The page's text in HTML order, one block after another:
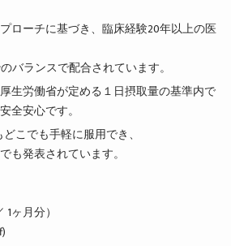
ローチに基づき、臨床経験20年以上の医
バランスで配合されています。
生労働省が定める１日摂取量の基準内で
全安心です。
こでも手軽に服用でき、
も発表されています。
月分）